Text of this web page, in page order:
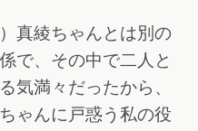
真綾ちゃんとは別の
で、その中で二人と
気満々だったから、
ゃんに戸惑う私の役